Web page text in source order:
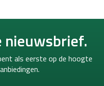
nieuwsbrief.
als eerste op de hoogte